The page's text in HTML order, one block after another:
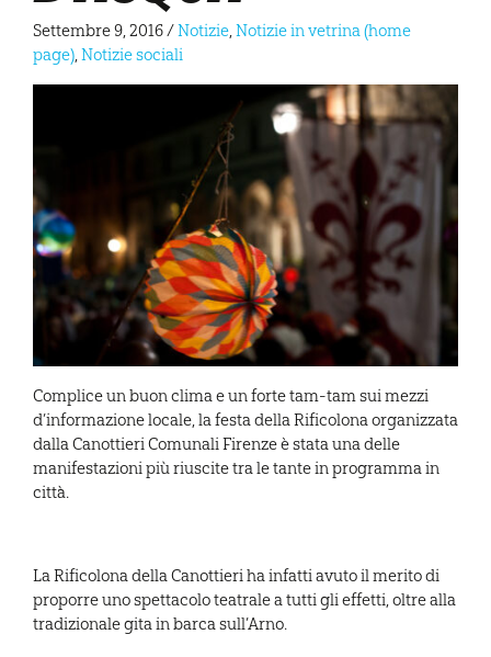
Settembre 9, 2016/Notizie,Notizie in vetrina (home
page),Notizie sociali
Complice un buon clima e un forte tam-tam sui mezzi
d’informazione locale, la festa della Rificolona organizzata
dalla Canottieri Comunali Firenze è stata una delle
manifestazioni più riuscite tra le tante in programma in
città.
La Rificolona della Canottieri ha infatti avuto il merito di
proporre uno spettacolo teatrale a tutti gli effetti, oltre alla
tradizionale gita in barca sull’Arno.